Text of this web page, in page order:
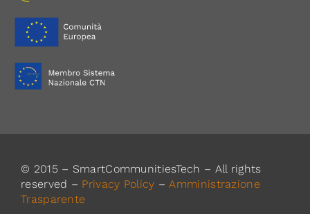
© 2015 – SmartCommunitiesTech – All rights
reserved – Privacy Policy –Amministrazione
Trasparente